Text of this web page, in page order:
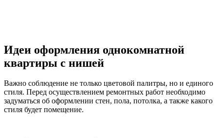
Идеи оформления однокомнатной
квартиры с нишей
Важно соблюдение не только цветовой палитры, но и единого
стиля. Перед осуществлением ремонтных работ необходимо
задуматься об оформлении стен, пола, потолка, а также какого
стиля будет помещение.